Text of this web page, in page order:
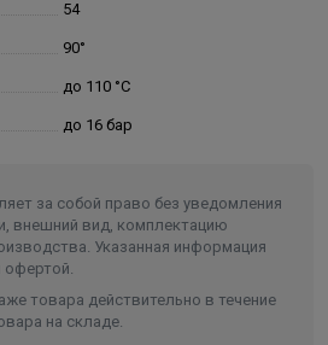
из FPM (Viton). Кольца FPM
насыщенной парами
воды и т. п.).
элементов из
сталью (арматура,
коррозию оцинкованной
коррозии необходимо
54
90°
до 110 °С
до 16 бар
за собой право без уведомления
внешний вид, комплектацию
Указанная информация
офертой.
товара действительно в течение
на складе.